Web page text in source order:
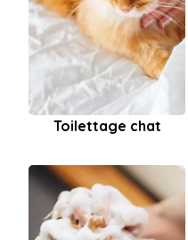
Toilettage chat